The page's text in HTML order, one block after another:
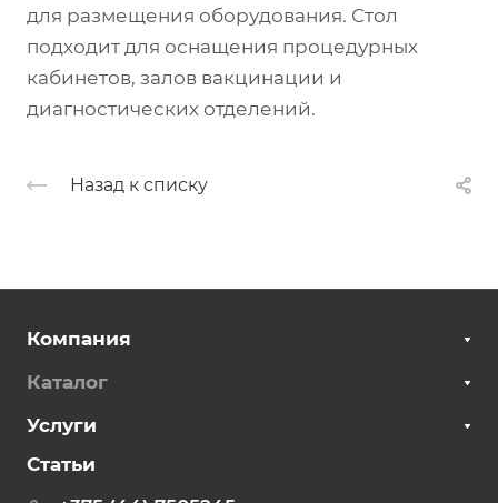
для размещения оборудования. Стол
подходит для оснащения процедурных
кабинетов, залов вакцинации и
диагностических отделений.
Назад к списку
Компания
Каталог
Услуги
Статьи